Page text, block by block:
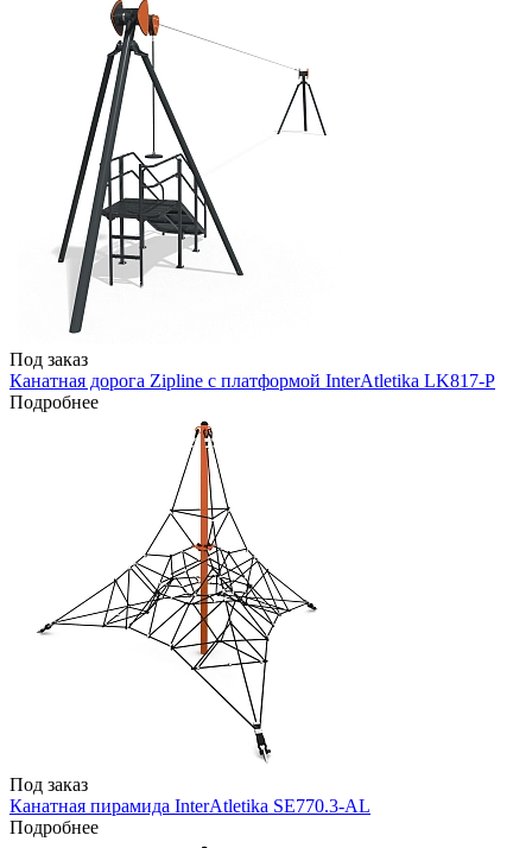
Под заказ
Канатная дорога Zipline с платформой InterAtletika LK817-P
Подробнее
Под заказ
Канатная пирамида InterAtletika SE770.3-AL
Подробнее